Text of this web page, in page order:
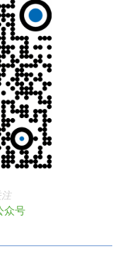
众号